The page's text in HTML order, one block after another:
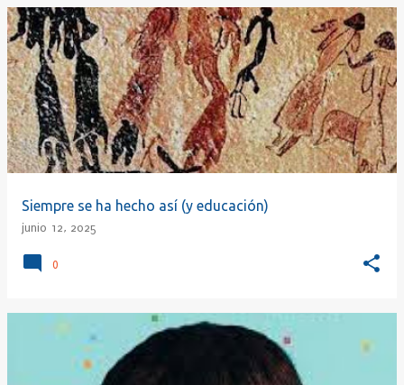
Siempre se ha hecho así (y educación)
junio 12, 2025
0